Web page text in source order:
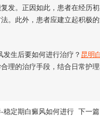
发。正因如此，患者在经历
。此外，患者应建立起积极
生后要如何进行治疗？ 昆明
理的治疗手段，结合日常护
稳定期白癜风如何进行
下一篇